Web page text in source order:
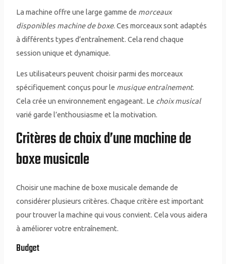
La machine offre une large gamme de morceaux
disponibles machine de boxe. Ces morceaux sont adaptés
à différents types d’entraînement. Cela rend chaque
session unique et dynamique.
Les utilisateurs peuvent choisir parmi des morceaux
spécifiquement conçus pour le musique entraînement.
Cela crée un environnement engageant. Le choix musical
varié garde l’enthousiasme et la motivation.
Critères de choix d’une machine de
boxe musicale
Choisir une machine de boxe musicale demande de
considérer plusieurs critères. Chaque critère est important
pour trouver la machine qui vous convient. Cela vous aidera
à améliorer votre entraînement.
Budget